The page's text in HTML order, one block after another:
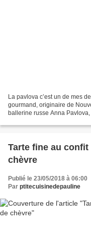
La pavlova c’est un de mes
gourmand, originaire de
ballerine russe Anna
Tarte fine au
chèvre
Publié le 23/05/2018 à 06:00
Par ptitecuisinedepauline